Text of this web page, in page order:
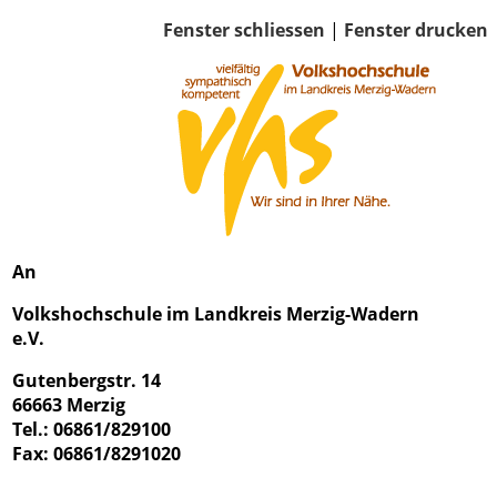
Fenster schliessen | Fenster drucken
An
Volkshochschule im Landkreis Merzig-Wadern
e.V.
Gutenbergstr. 14
66663 Merzig
Tel.: 06861/829100
Fax: 06861/8291020